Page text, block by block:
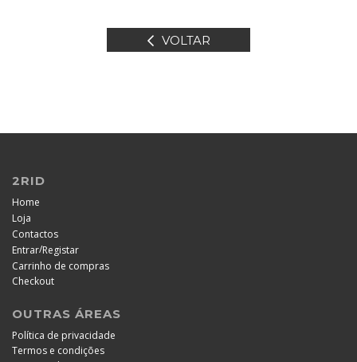
VOLTAR
2RID
Home
Loja
Contactos
Entrar/Registar
Carrinho de compras
Checkout
OUTRAS ÁREAS
Política de privacidade
Termos e condições